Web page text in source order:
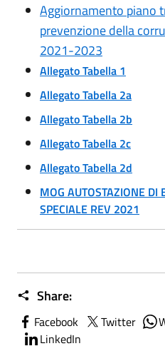
Aggiornamento piano
prevenzione della
2021-2023
Allegato Tabella 1
Allegato Tabella 2a
Allegato Tabella 2b
Allegato Tabella 2c
Allegato Tabella 2d
MOG AUTOSTAZIONE DI
SPECIALE REV 2021
Share:
Facebook Twitter
LinkedIn